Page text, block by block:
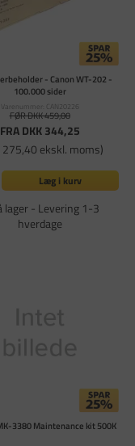
- Canon WT-202 -
100.000 sider
Varenummer: CAN20226
FØR DKK 459,00
FRA DKK 344,25
275,40 ekskl. moms)
Læg i kurv
lager - Levering 1-3
hverdage
3380 Maintenance kit 500K